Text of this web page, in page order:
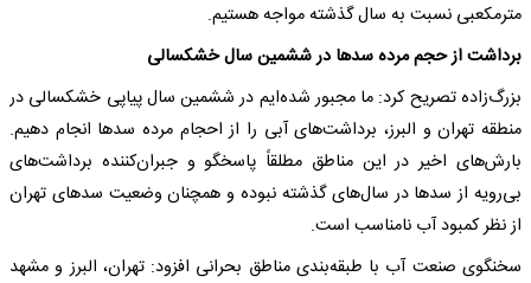
مترمکعبی نسبت به سال گذشته مواجه هستیم.
برداشت از حجم مرده سدها در ششمین سال خشکسالی
بزرگ‌زاده تصریح کرد: ما مجبور شده‌ایم در ششمین سال پیاپی خشکسالی در
منطقه تهران و البرز، برداشت‌های آبی را از احجام مرده سدها انجام دهیم.
بارش‌های اخیر در این مناطق مطلقاً پاسخگو و جبران‌کننده برداشت‌های
بی‌رویه از سدها در سال‌های گذشته نبوده و همچنان وضعیت سدهای تهران
از نظر کمبود آب نامناسب است.
سخنگوی صنعت آب با طبقه‌بندی مناطق بحرانی افزود: تهران، البرز و مشهد